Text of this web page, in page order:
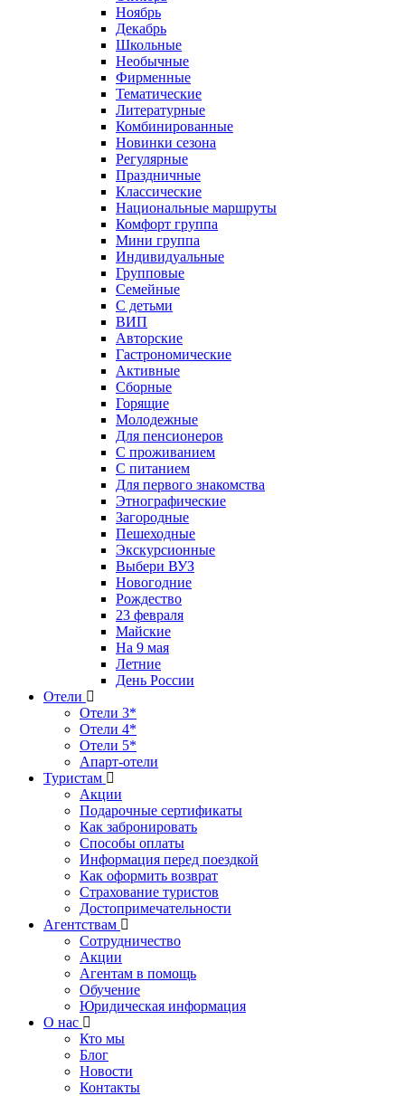
Ноябрь
Декабрь
Школьные
Необычные
Фирменные
Тематические
Литературные
Комбинированные
Новинки сезона
Регулярные
Праздничные
Классические
Национальные маршруты
Комфорт группа
Мини группа
Индивидуальные
Групповые
Семейные
С детьми
ВИП
Авторские
Гастрономические
Активные
Сборные
Горящие
Молодежные
Для пенсионеров
С проживанием
С питанием
Для первого знакомства
Этнографические
Загородные
Пешеходные
Экскурсионные
Выбери ВУЗ
Новогодние
Рождество
23 февраля
Майские
На 9 мая
Летние
День России
Отели
Отели 3*
Отели 4*
Отели 5*
Апарт-отели
Туристам
Акции
Подарочные сертификаты
Как забронировать
Способы оплаты
Информация перед поездкой
Как оформить возврат
Страхование туристов
Достопримечательности
Агентствам
Сотрудничество
Акции
Агентам в помощь
Обучение
Юридическая информация
О нас
Кто мы
Блог
Новости
Контакты